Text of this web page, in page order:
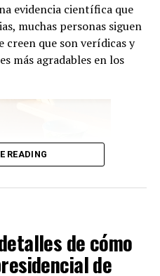
evidencia científica que
muchas personas siguen
creen que son verídicas y
más agradables en los
READING
de cómo
de